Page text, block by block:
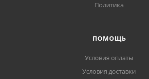
Политика
ПОМОЩЬ
Условия оплаты
Условия доставки